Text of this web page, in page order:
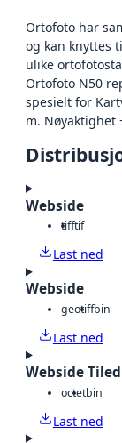
Ortofoto har
og kan knyttes
ulike
Ortofoto N50
spesielt for
m. Nøyaktighet
Webside
tifftif
Last ned
Webside
geotiffbin
Last ned
Webside Tiled
octetbin
Last ned